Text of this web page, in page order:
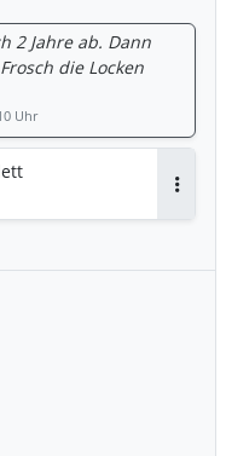
2 Jahre ab. Dann
die Locken
Uhr